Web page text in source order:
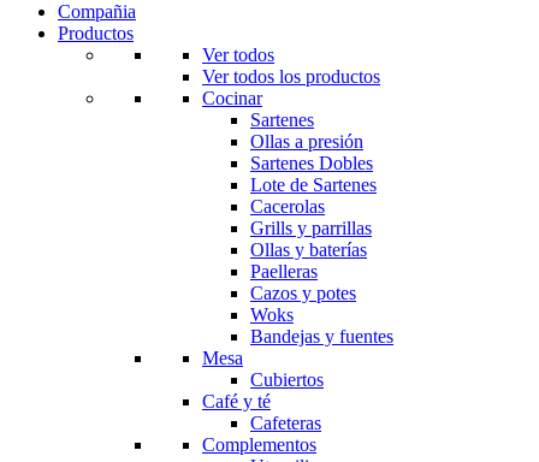
Compañia
Productos
Ver todos
Ver todos los productos
Cocinar
Sartenes
Ollas a presión
Sartenes Dobles
Lote de Sartenes
Cacerolas
Grills y parrillas
Ollas y baterías
Paelleras
Cazos y potes
Woks
Bandejas y fuentes
Mesa
Cubiertos
Café y té
Cafeteras
Complementos